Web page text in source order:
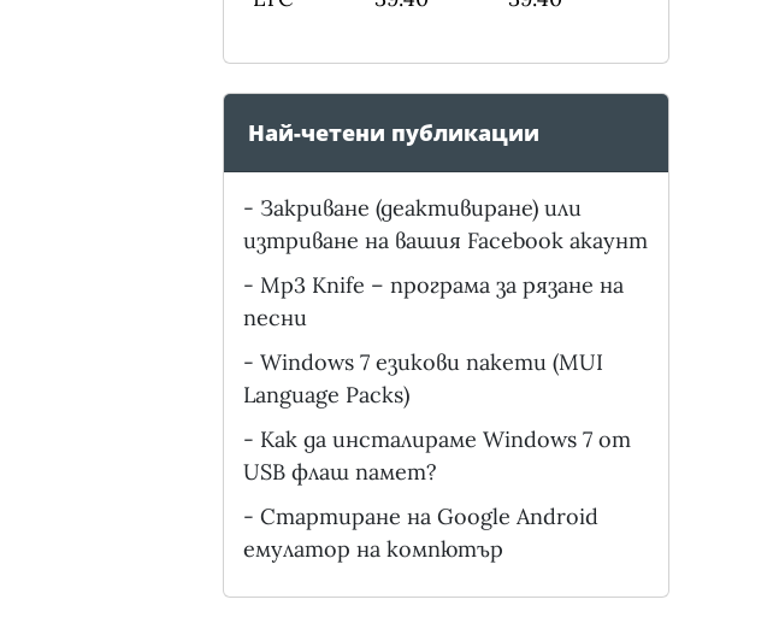
Най-четени публикации
- Закриване (деактивиране) или
изтриване на вашия Facebook акаунт
- Mp3 Knife – програма за рязане на
песни
- Windows 7 езикови пакети (MUI
Language Packs)
- Как да инсталираме Windows 7 от
USB флаш памет?
- Стартиране на Google Android
емулатор на компютър